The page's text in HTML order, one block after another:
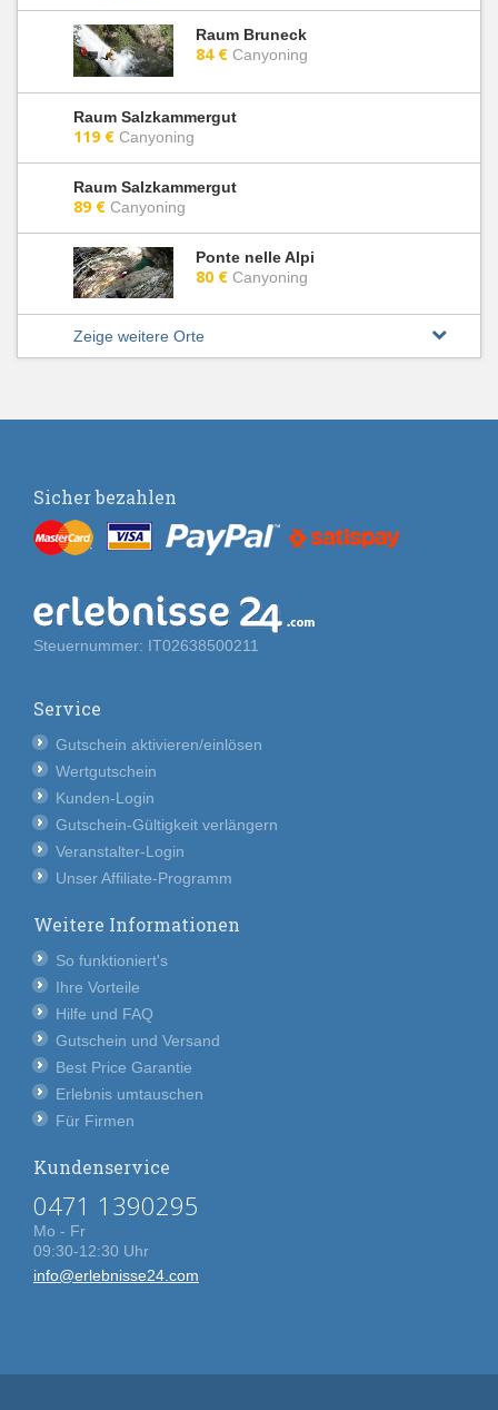
Raum Bruneck
84 € Canyoning
Raum Salzkammergut
119 € Canyoning
Raum Salzkammergut
89 € Canyoning
Ponte nelle Alpi
80 € Canyoning
Zeige weitere Orte
Sicher bezahlen
Steuernummer: IT02638500211
Service
Gutschein aktivieren/einlösen
Wertgutschein
Kunden-Login
Gutschein-Gültigkeit verlängern
Veranstalter-Login
Unser Affiliate-Programm
Weitere Informationen
So funktioniert's
Ihre Vorteile
Hilfe und FAQ
Gutschein und Versand
Best Price Garantie
Erlebnis umtauschen
Für Firmen
Kundenservice
0471 1390295
Mo - Fr
09:30-12:30 Uhr
info@erlebnisse24.com